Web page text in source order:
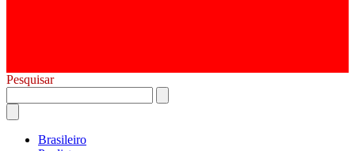
Pesquisar
Brasileiro